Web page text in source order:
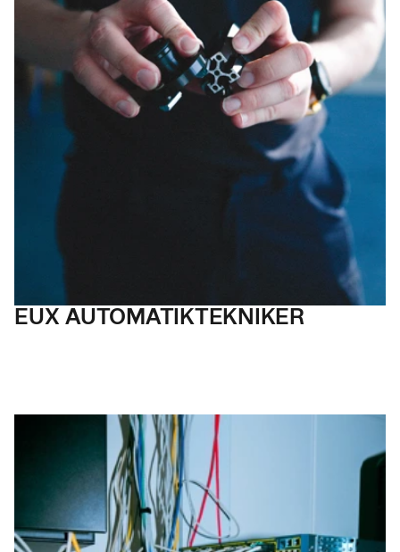
EUX AUTOMATIKTEKNIKER